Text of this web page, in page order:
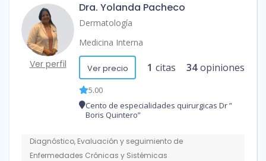
Ver perfil
Dra. Yolanda Pacheco
Dermatología
Medicina Interna
Ver precio 1 citas 34 opiniones
5.00
Cento de especialidades quirurgicas Dr ”
Boris Quintero”
Diagnóstico, Evaluación y seguimiento de
Enfermedades Crónicas y Sistémicas